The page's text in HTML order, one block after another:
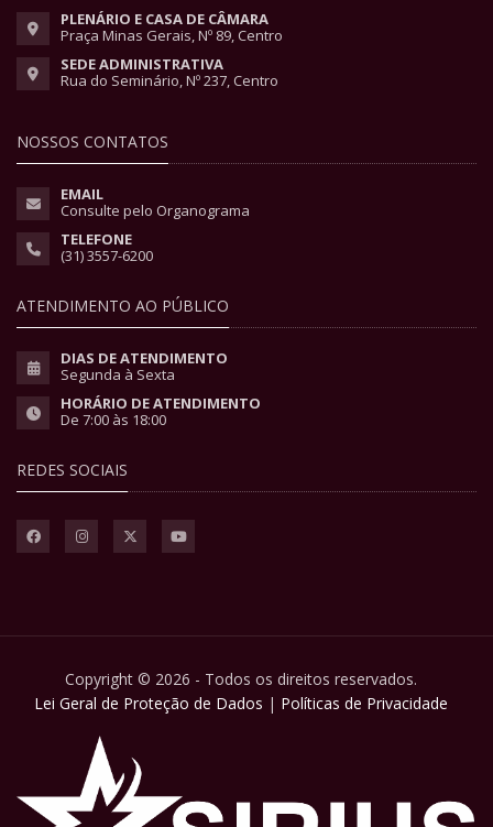
PLENÁRIO E CASA DE CÂMARA
Praça Minas Gerais, Nº 89, Centro
SEDE ADMINISTRATIVA
Rua do Seminário, Nº 237, Centro
NOSSOS CONTATOS
EMAIL
Consulte pelo Organograma
TELEFONE
(31) 3557-6200
ATENDIMENTO AO PÚBLICO
DIAS DE ATENDIMENTO
Segunda à Sexta
HORÁRIO DE ATENDIMENTO
De 7:00 às 18:00
REDES SOCIAIS
Copyright © 2026 - Todos os direitos reservados.
Lei Geral de Proteção de Dados | Políticas de Privacidade